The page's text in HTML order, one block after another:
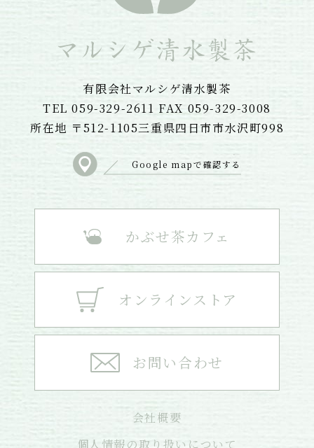
有限会社マルシゲ清水製茶
TEL 059-329-2611 FAX 059-329-3008
所在地 〒512-1105三重県四日市市水沢町998
Google mapで確認する
かぶせ茶カフェ
オンラインストア
お問い合わせ
会社概要
個人情報の取り扱いについて